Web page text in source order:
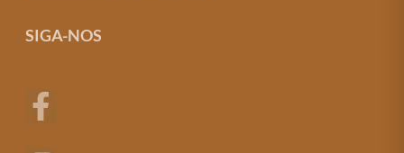
SIGA-NOS